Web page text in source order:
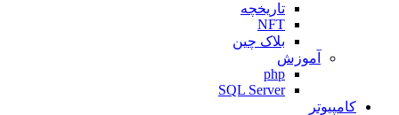
تاریخچه
NFT
بلاک چین
آموزش
php
SQL Server
کامپیوتر